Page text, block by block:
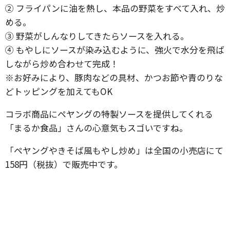
② フライパンに油を熱し、本品の野菜をすべて入れ、炒
める。
③ 野菜がしんなりしてきたらソースを入れる。
④ もやしにソースが染み込むように、強火で水分を飛ば
しながら炒め合わせて完成！
※お好みにより、豚肉などの具材、かつお節や青のりな
どトッピングを加えてもOK
コラボ商品にペヤングの特製ソースを提供してくれる
「まるか食品」さんの心意気もスゴいですね。
「ペヤングやきそば風もやし炒め」は全国の小売店にて
158円（税抜）で販売中です。